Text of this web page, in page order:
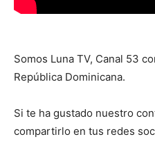
Somos Luna TV, Canal 53
República Dominicana.
Si te ha gustado nuestro
compartirlo en tus redes